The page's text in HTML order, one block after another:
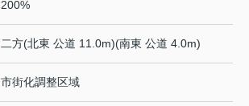
200%
二方(北東 公道 11.0m)(南東 公道 4.0m)
市街化調整区域